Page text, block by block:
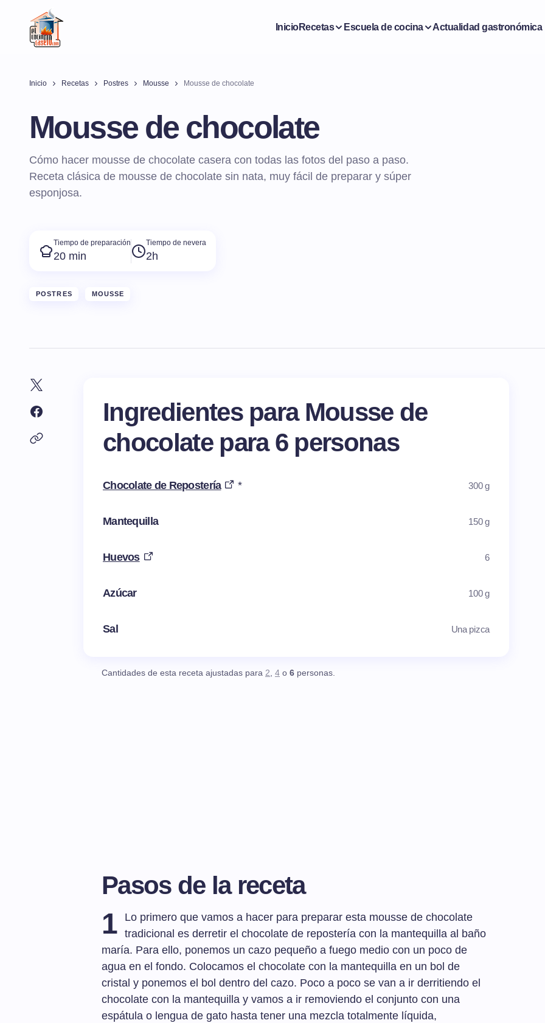
InicioRecetas Escuela de cocina Actualidad gastronómica
Inicio Recetas Postres Mousse Mousse de chocolate
Mousse de chocolate
Cómo hacer mousse de chocolate casera con todas las fotos del paso a paso.
Receta clásica de mousse de chocolate sin nata, muy fácil de preparar y súper
esponjosa.
Tiempo de preparación
20 min
Tiempo de nevera
2h
POSTRES MOUSSE
Ingredientes para Mousse de
chocolate para 6 personas
Chocolate de Repostería * 300 g
Mantequilla 150 g
Huevos 6
Azúcar 100 g
Sal Una pizca
Cantidades de esta receta ajustadas para 2, 4 o 6 personas.
Pasos de la receta
1
Lo primero que vamos a hacer para preparar esta mousse de chocolate
tradicional es derretir el chocolate de repostería con la mantequilla al baño
maría. Para ello, ponemos un cazo pequeño a fuego medio con un poco de
agua en el fondo. Colocamos el chocolate con la mantequilla en un bol de
cristal y ponemos el bol dentro del cazo. Poco a poco se van a ir derritiendo el
chocolate con la mantequilla y vamos a ir removiendo el conjunto con una
espátula o lengua de gato hasta tener una mezcla totalmente líquida,